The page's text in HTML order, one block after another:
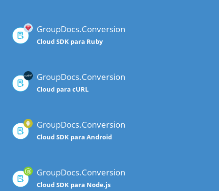
GroupDocs.Conversion
Cloud SDK para Ruby
GroupDocs.Conversion
Cloud para cURL
GroupDocs.Conversion
Cloud SDK para Android
GroupDocs.Conversion
Cloud SDK para Node.js